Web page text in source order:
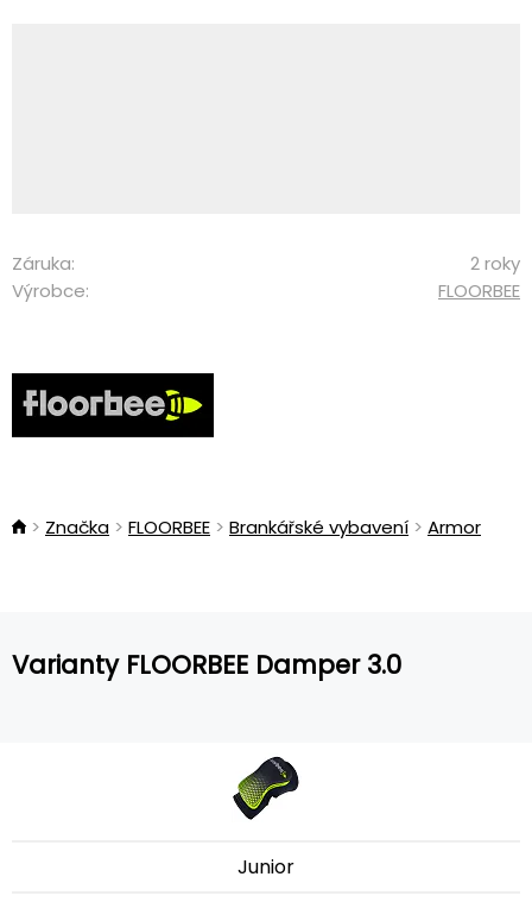
Záruka:
2 roky
Výrobce:
FLOORBEE
Značka FLOORBEE Brankářské vybavení Armor
Varianty FLOORBEE Damper 3.0
Junior